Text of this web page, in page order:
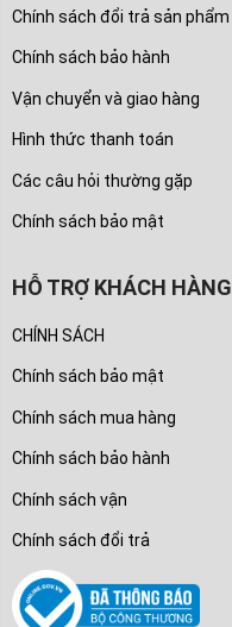
Chính sách đổi trả sản phẩm
Chính sách bảo hành
Vận chuyển và giao hàng
Hình thức thanh toán
Các câu hỏi thường gặp
Chính sách bảo mật
HỖ TRỢ KHÁCH HÀNG
CHÍNH SÁCH
Chính sách bảo mật
Chính sách mua hàng
Chính sách bảo hành
Chính sách vận
Chính sách đổi trả